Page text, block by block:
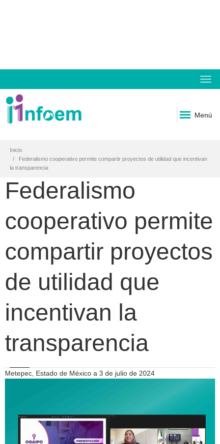
Menú
Inicio
Federalismo cooperativo permite compartir proyectos de utilidad que incentivan
la transparencia
Federalismo
cooperativo permite
compartir proyectos
de utilidad que
incentivan la
transparencia
Metepec, Estado de México a 3 de julio de 2024